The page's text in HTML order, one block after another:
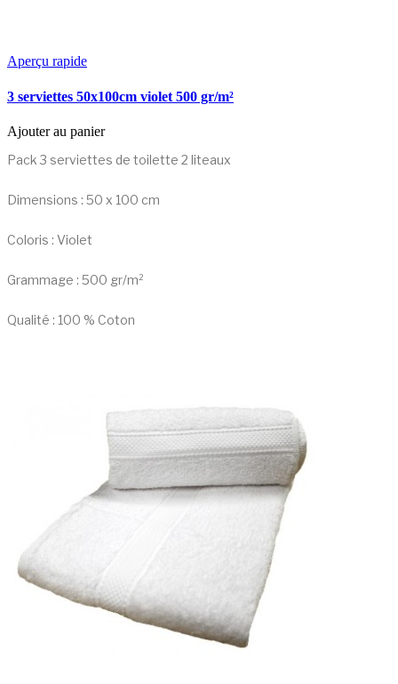
Aperçu rapide
3 serviettes 50x100cm violet 500 gr/m²
Ajouter au panier
Pack 3 serviettes de toilette 2 liteaux
Dimensions : 50 x 100 cm
Coloris : Violet
Grammage : 500 gr/m²
Qualité : 100 % Coton